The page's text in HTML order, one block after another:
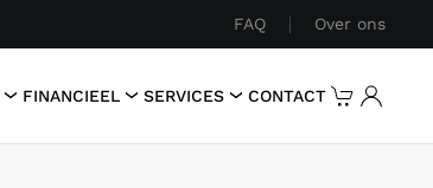
FAQ Over ons
FINANCIEEL SERVICES CONTACT